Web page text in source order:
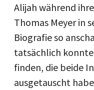
Alijah während
Thomas Meyer in
Biografie so
tatsächlich konnte
finden, die beide
ausgetauscht